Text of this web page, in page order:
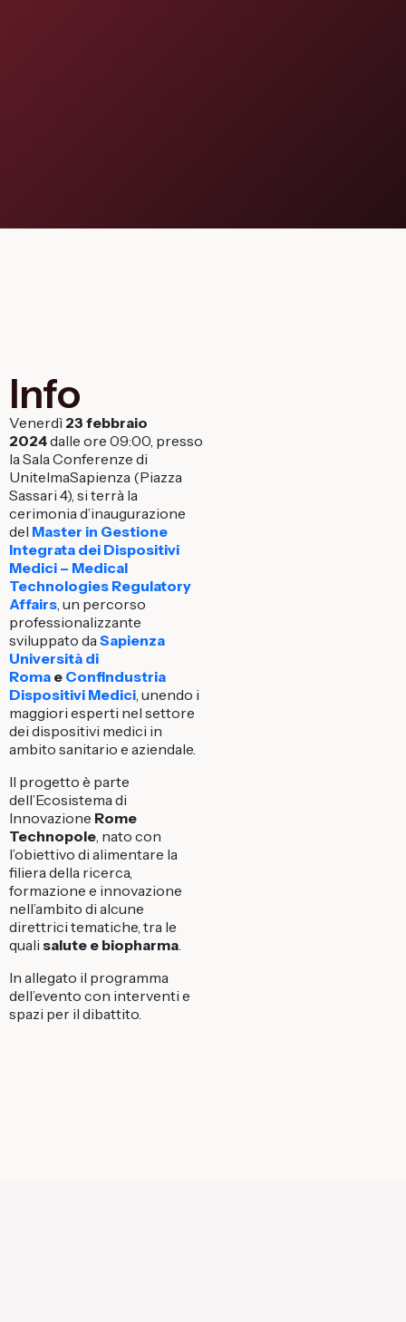
Info
Venerdì 23 febbraio
2024dalle ore 09:00, presso
la Sala Conferenze di
UnitelmaSapienza (Piazza
Sassari 4), si terrà la
cerimonia d’inaugurazione
del Master in Gestione
Integrata dei Dispositivi
Medici – Medical
Technologies Regulatory
Affairs, un percorso
professionalizzante
sviluppato daSapienza
Università di
Roma e Confindustria
Dispositivi Medici, unendo i
maggiori esperti nel settore
dei dispositivi medici in
ambito sanitario e aziendale.
Il progetto è parte
dell’Ecosistema di
Innovazione Rome
Technopole, nato con
l’obiettivo di alimentare la
filiera della ricerca,
formazione e innovazione
nell’ambito di alcune
direttrici tematiche, tra le
quali salute e biopharma.
In allegato il programma
dell’evento con interventi e
spazi per il dibattito.